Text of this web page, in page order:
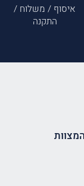
איסוף / משלוח /
התקנה